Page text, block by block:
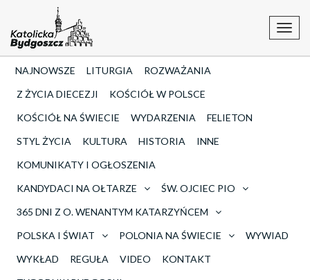
NAJNOWSZE LITURGIA
ROZWAŻANIA
Z ŻYCIA DIECEZJI
KOŚCIÓŁ W POLSCE
KOŚCIÓŁ NA ŚWIECIE
WYDARZENIA
FELIETON
STYL ŻYCIA
KULTURA HISTORIA
INNE
KOMUNIKATY I OGŁOSZENIA
KANDYDACI NA OŁTARZE
ŚW. OJCIEC PIO
365 DNI Z O. WENANTYM KATARZYŃCEM
POLSKA I ŚWIAT
POLONIA NA ŚWIECIE
WYWIAD
WYKŁAD
REGUŁA VIDEO
KONTAKT